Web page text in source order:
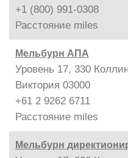
+1 (800) 991-0308
Расстояние miles
Мельбурн АПА
Уровень 17, 330
Виктория 03000
+61 2 9262 6711
Расстояние miles
Мельбурн